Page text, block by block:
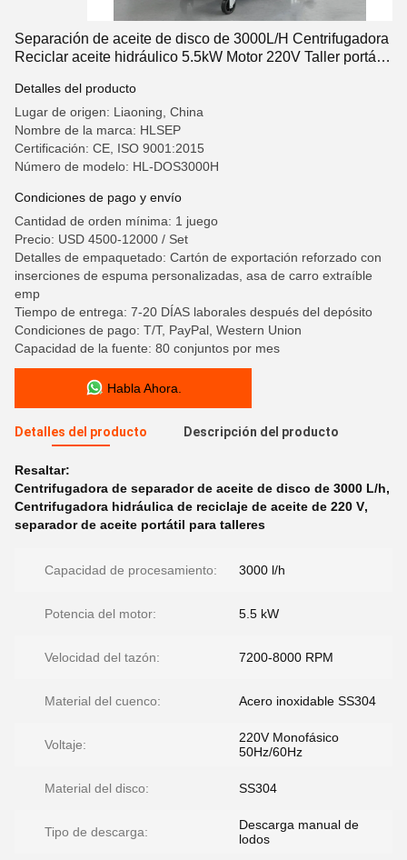
Separación de aceite de disco de 3000L/H Centrifugadora
Reciclar aceite hidráulico 5.5kW Motor 220V Taller portátil
Detalles del producto
Lugar de origen: Liaoning, China
Nombre de la marca: HLSEP
Certificación: CE, ISO 9001:2015
Número de modelo: HL-DOS3000H
Condiciones de pago y envío
Cantidad de orden mínima: 1 juego
Precio: USD 4500-12000 / Set
Detalles de empaquetado: Cartón de exportación reforzado con
inserciones de espuma personalizadas, asa de carro extraíble
emp
Tiempo de entrega: 7-20 DÍAS laborales después del depósito
Condiciones de pago: T/T, PayPal, Western Union
Capacidad de la fuente: 80 conjuntos por mes
Habla Ahora.
Detalles del producto Descripción del producto
Resaltar:
Centrifugadora de separador de aceite de disco de 3000 L/h,
Centrifugadora hidráulica de reciclaje de aceite de 220 V,
separador de aceite portátil para talleres
Capacidad de procesamiento: 3000 l/h
Potencia del motor: 5.5 kW
Velocidad del tazón: 7200-8000 RPM
Material del cuenco: Acero inoxidable SS304
Voltaje:
220V Monofásico
50Hz/60Hz
Material del disco: SS304
Tipo de descarga:
Descarga manual de
lodos